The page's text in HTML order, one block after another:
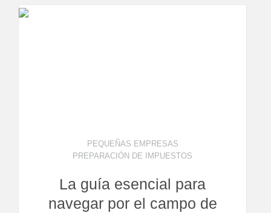
PEQUEÑAS EMPRESAS
PREPARACIÓN DE IMPUESTOS
La guía esencial para
navegar por el campo de